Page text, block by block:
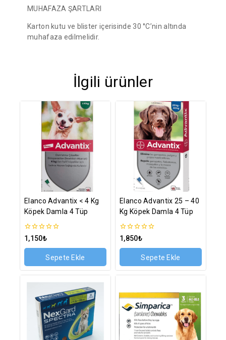
MUHAFAZA ŞARTLARI
Karton kutu ve blister içerisinde 30 °C’nin altında
muhafaza edilmelidir.
İlgili ürünler
Elanco Advantix < 4 Kg
Köpek Damla 4 Tüp
0
üzerinden
1,150₺
Sepete Ekle
Elanco Advantix 25 – 40
Kg Köpek Damla 4 Tüp
0
üzerinden
1,850₺
Sepete Ekle